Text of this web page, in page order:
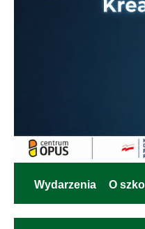
Wydarzenia O